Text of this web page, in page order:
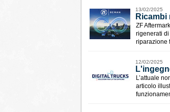
13/02/2025
Ricambi
ZF
rigenerati
riparazione
12/02/2025
L’attuale
articolo